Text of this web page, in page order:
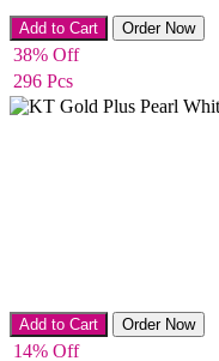
Night Cream
Add to Cart Order Now
38% Off
296 Pcs
Night Cream
Add to Cart Order Now
14% Off